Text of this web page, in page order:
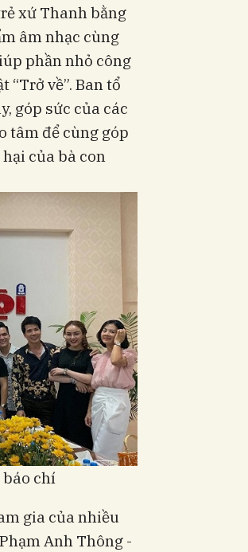
xứ Thanh bằng
âm nhạc cùng
phần nhỏ công
về”. Ban tổ
góp sức của các
tâm để cùng góp
của bà con
báo chí
gia của nhiều
Anh Thông -